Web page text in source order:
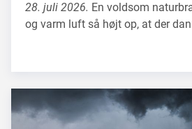
28. juli 2026. En voldsom
og varm luft så højt op, at der